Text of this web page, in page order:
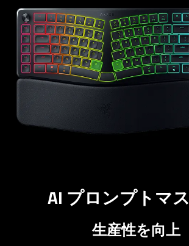
AI プロンプトマス
生産性を向上